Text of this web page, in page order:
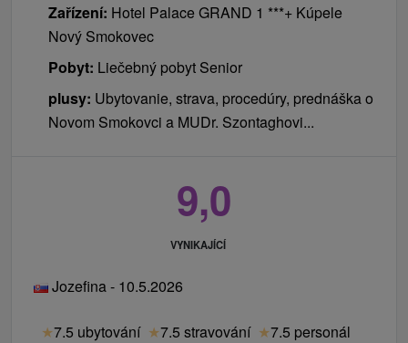
Zařízení: Hotel Palace GRAND 1 ***+ Kúpele
Nový Smokovec
Pobyt: Liečebný pobyt Senior
plusy: Ubytovanie, strava, procedúry, prednáška o
Novom Smokovci a MUDr. Szontaghovi...
9,0
VYNIKAJÍCÍ
Jozefina - 10.5.2026
★7.5 ubytování ★7.5 stravování ★7.5 personál